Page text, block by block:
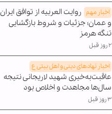
اخبار مهم روایت العربیه از توافق ایران
و عمان؛ جزئیات و شروط بازگشایی
تنگه هرمز
۲ روز قبل
اخبار نهادهای دینی و اهل بیتی ع
عاقبت‌به‌خیری شهید لاریجانی نتیجه
سال‌ها مجاهدت و اخلاص بود
۳ روز قبل